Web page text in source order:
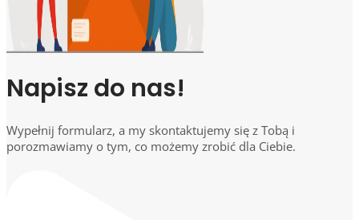
Napisz do nas!
Wypełnij formularz, a my skontaktujemy się z Tobą i
porozmawiamy o tym, co możemy zrobić dla Ciebie.